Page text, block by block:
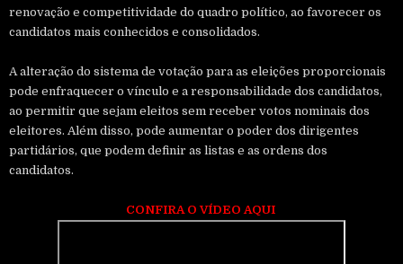
renovação e competitividade do quadro político, ao favorecer os
candidatos mais conhecidos e consolidados.
A alteração do sistema de votação para as eleições proporcionais
pode enfraquecer o vínculo e a responsabilidade dos candidatos,
ao permitir que sejam eleitos sem receber votos nominais dos
eleitores. Além disso, pode aumentar o poder dos dirigentes
partidários, que podem definir as listas e as ordens dos
candidatos.
CONFIRA O VÍDEO AQUI